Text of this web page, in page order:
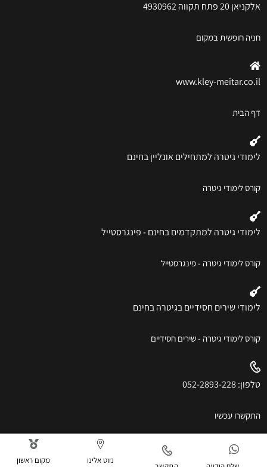
אלקניאן 20 פתח תקווה 4930962
חניה חופשית במקום
www.kley-meitar.co.il
דף הבית
לימודי גיטרה למתחילים אונליין בחינם
קורס לימודי גיטרה
לימודי גיטרה למתקדמים בחינם - פינגרסטייל
קורס לימודי גיטרה - פינגרסטייל
לימודי שירים חסידיים בגיטרה בחינם
קורס לימודי גיטרה - שירים חסידיים
טלפון: 052-2893-228
התקשרו עכשיו
נווט אלינו מקום ראשון